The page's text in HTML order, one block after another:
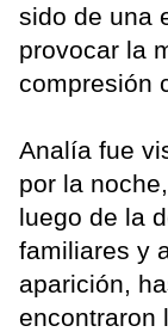
sido de una
provocar la
compresión
Analía fue
por la
luego de la
familiares y
aparición,
encontraron